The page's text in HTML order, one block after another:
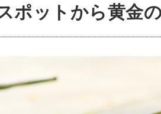
ポットから黄金